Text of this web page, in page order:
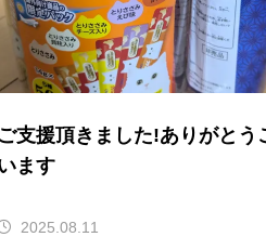
ご支援頂きました!ありがとう
ます
2025.08.11